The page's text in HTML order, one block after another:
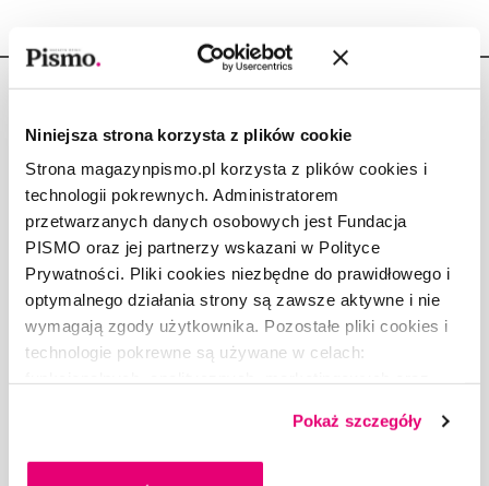
Niniejsza strona korzysta z plików cookie
Strona magazynpismo.pl korzysta z plików cookies i
technologii pokrewnych. Administratorem
przetwarzanych danych osobowych jest Fundacja
PISMO oraz jej partnerzy wskazani w Polityce
Prywatności. Pliki cookies niezbędne do prawidłowego i
optymalnego działania strony są zawsze aktywne i nie
wymagają zgody użytkownika. Pozostałe pliki cookies i
technologie pokrewne są używane w celach:
dobrowolną zgodę na pliki cookies i technologie
pokrewne, zgadzasz się na przechowywanie informacji
Pokaż szczegóły
Copyright © Fundacja Pismo
O „PIŚMIE”
ABOUT PISMO
GDZIE KUPIĆ „PISMO”?